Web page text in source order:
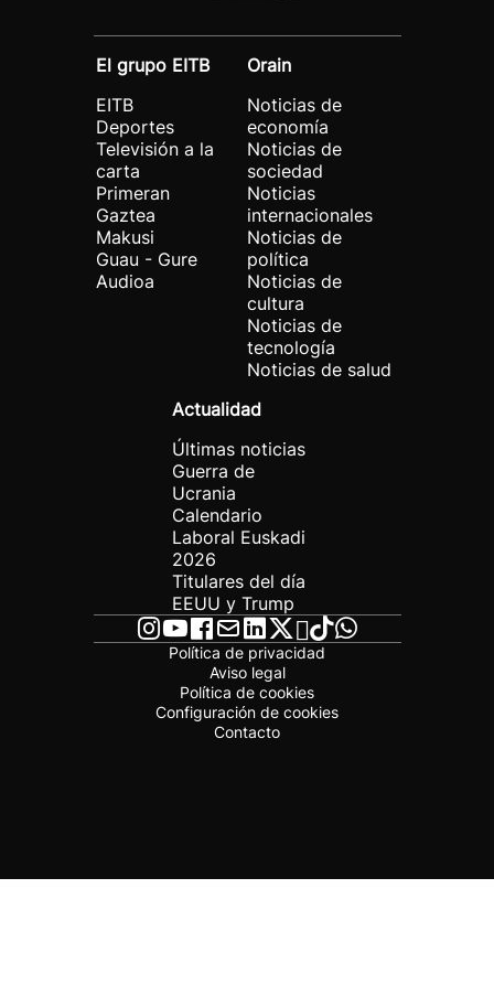
El grupo EITB
EITB
Deportes
Televisión a la
carta
Primeran
Gaztea
Makusi
Guau - Gure
Audioa
Orain
Noticias de
economía
Noticias de
sociedad
Noticias
internacionales
Noticias de
política
Noticias de
cultura
Noticias de
tecnología
Noticias de salud
Actualidad
Últimas noticias
Guerra de
Ucrania
Calendario
Laboral Euskadi
2026
Titulares del día
EEUU y Trump
Política de privacidad
Aviso legal
Política de cookies
Configuración de cookies
Contacto